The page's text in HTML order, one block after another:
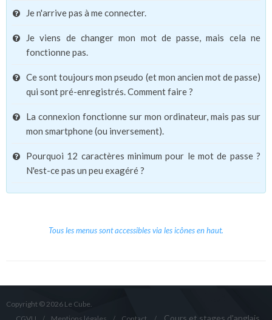
Je n'arrive pas à me connecter.
Je viens de changer mon mot de passe, mais cela ne
fonctionne pas.
Ce sont toujours mon pseudo (et mon ancien mot de passe)
qui sont pré-enregistrés. Comment faire ?
La connexion fonctionne sur mon ordinateur, mais pas sur
mon smartphone (ou inversement).
Pourquoi 12 caractères minimum pour le mot de passe ?
N'est-ce pas un peu exagéré ?
Tous les menus sont accessibles via les icônes en haut.
Copyright © 2026 Le Cube.
Cours et stages d'anglais